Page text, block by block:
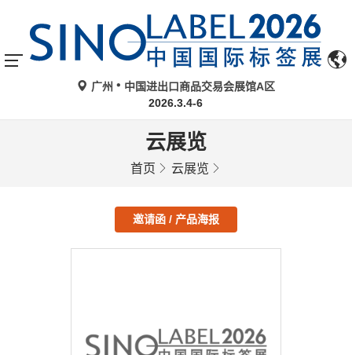
广州
中国进出口商品交易会展馆A区
2026.3.4-6
云展览
首页 云展览
邀请函 / 产品海报